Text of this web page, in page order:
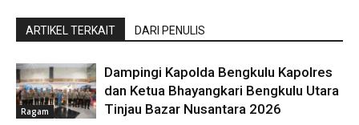
ARTIKEL TERKAIT DARI PENULIS
Ragam
Dampingi Kapolda Bengkulu Kapolres
dan Ketua Bhayangkari Bengkulu Utara
Tinjau Bazar Nusantara 2026